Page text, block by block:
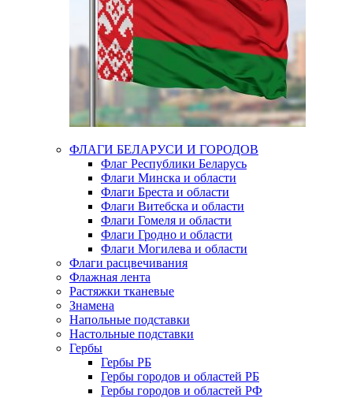
ФЛАГИ БЕЛАРУСИ И ГОРОДОВ
Флаг Республики Беларусь
Флаги Минска и области
Флаги Бреста и области
Флаги Витебска и области
Флаги Гомеля и области
Флаги Гродно и области
Флаги Могилева и области
Флаги расцвечивания
Флажная лента
Растяжки тканевые
Знамена
Напольные подставки
Настольные подставки
Гербы
Гербы РБ
Гербы городов и областей РБ
Гербы городов и областей РФ